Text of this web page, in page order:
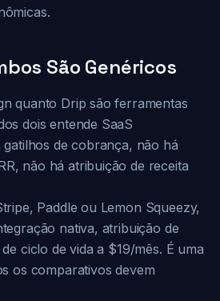
São Genéricos
quanto Drip são ferramentas
dois entende SaaS
gatilhos de cobrança, não há
não há atribuição de receita
Paddle ou Lemon Squeezy,
nativa, atribuição de
ciclo de vida a $19/mês. É uma
os comparativos devem